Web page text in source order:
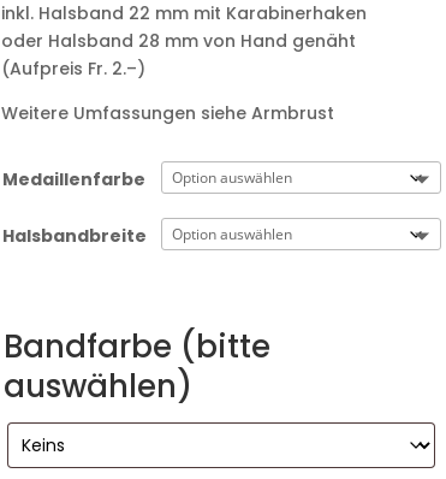
​inkl. Halsband 22 mm mit Karabinerhaken
oder Halsband 28 mm von Hand genäht
(Aufpreis Fr. 2.–)
Weitere Umfassungen siehe Armbrust
Medaillenfarbe
Halsbandbreite
Bandfarbe (bitte
auswählen)